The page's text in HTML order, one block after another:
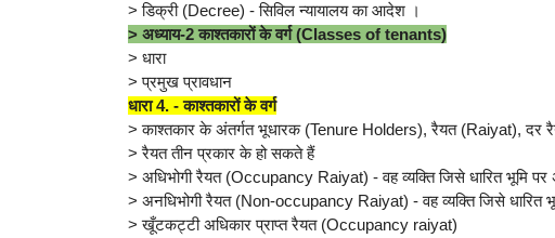
> डिक्री (Decree) - सिविल न्यायालय का आदेश ।
> अध्याय-2 काश्तकारों के वर्ग (Classes of tenants)
> धारा
> प्रमुख प्रावधान
धारा 4. - काश्तकारों के वर्ग
> काश्तकार के अंतर्गत भूधारक (Tenure Holders), रैयत (Raiyat), दर
> रैयत तीन प्रकार के हो सकते हैं
> अधिभोगी रैयत (Occupancy Raiyat) - वह व्यक्ति जिसे धारित भूमि पर
> अनधिभोगी रैयत (Non-occupancy Raiyat) - वह व्यक्ति जिसे धारित
> खूँटकट्टी अधिकार प्राप्त रैयत (Occupancy raiyat)